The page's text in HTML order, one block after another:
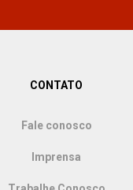
CONTATO
Fale conosco
Imprensa